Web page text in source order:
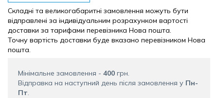
Складні та великогабаритні замовлення можуть бути
відправлені за індивідуальним розрахунком вартості
доставки за тарифами перевізника Нова пошта.
Точну вартість доставки буде вказано перевізником Нова
пошта.
Мінімальне замовлення - 400 грн.
Відправка на наступний день після замовлення у Пн-
Пт.